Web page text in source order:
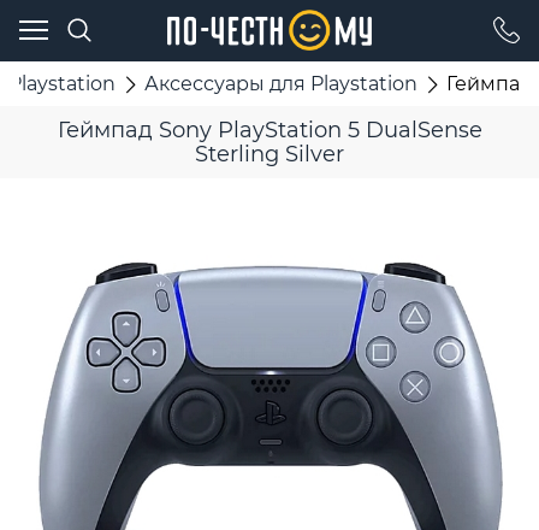
Playstation Аксессуары для Playstation Геймпад
Геймпад Sony PlayStation 5 DualSense
Sterling Silver